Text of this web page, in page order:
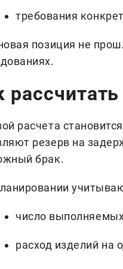
требования
позиция не
расчета
резерв на
брак.
число
расход изделий на